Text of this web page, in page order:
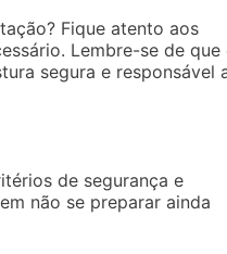
Fique atento aos
Lembre-se de que
segura e responsável
de segurança e
não se preparar ainda